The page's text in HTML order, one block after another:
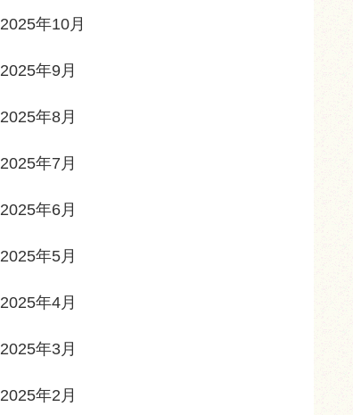
2025年10月
2025年9月
2025年8月
2025年7月
2025年6月
2025年5月
2025年4月
2025年3月
2025年2月